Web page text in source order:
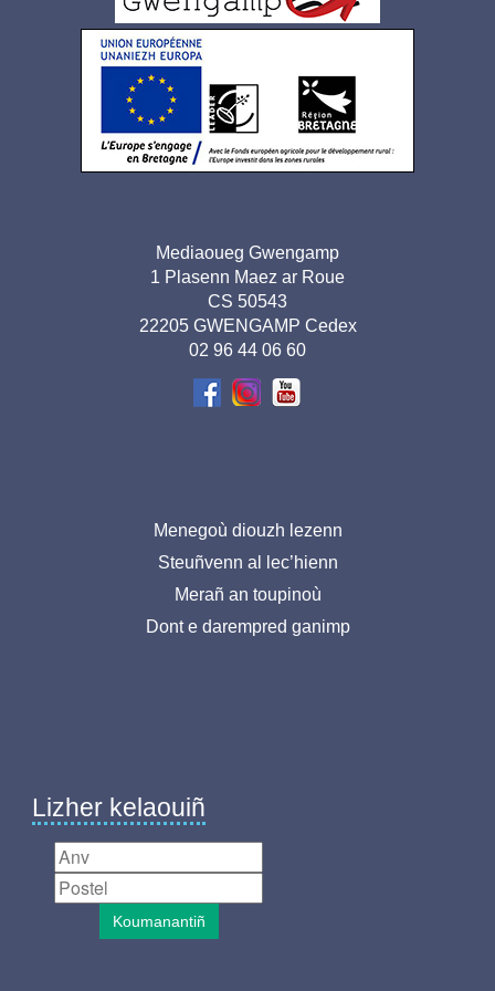
de
page
Mediaoueg Gwengamp
1 Plasenn Maez ar Roue
CS 50543
22205 GWENGAMP Cedex
02 96 44 06 60
Menegoù diouzh lezenn
Steuñvenn al lec’hienn
Merañ an toupinoù
Dont e darempred ganimp
Lizher kelaouiñ
Koumanantiñ